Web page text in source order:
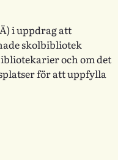
i uppdrag att
skolbibliotek
och om det
för att uppfylla